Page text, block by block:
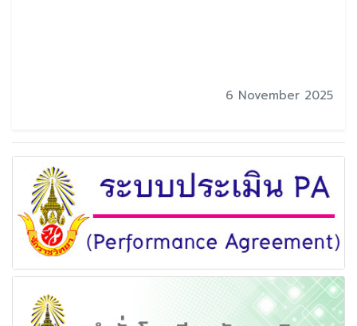
6 November 2025